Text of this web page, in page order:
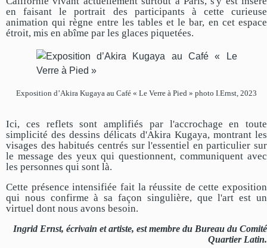
en faisant le portrait des participants à cette curieuse
animation qui règne entre les tables et le bar, en cet espace
étroit, mis en abîme par les glaces piquetées.
Exposition d’Akira Kugaya au Café « Le Verre à Pied » photo I.Ernst, 2023
Ici, ces reflets sont amplifiés par l'accrochage en toute
simplicité des dessins délicats d'Akira Kugaya, montrant les
visages des habitués centrés sur l'essentiel en particulier sur
le message des yeux qui questionnent, communiquent avec
les personnes qui sont là.
Cette présence intensifiée fait la réussite de cette exposition
qui nous confirme à sa façon singulière, que l'art est un
virtuel dont nous avons besoin.
Ingrid Ernst, écrivain et artiste, est membre du Bureau du Comité
Quartier Latin.